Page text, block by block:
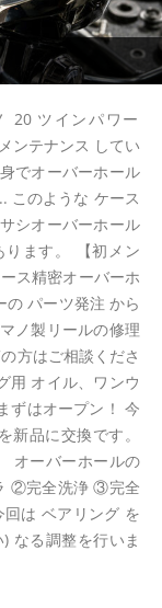
20 ツインパワー
ンテナンス してい
でオーバーホール
このような ケース
シオーバーホール
ます。 【初メン
ス精密オーバーホ
の パーツ発注 から
ノ製リールの修理
方はご相談くださ
用 オイル、ワンウ
ずはオープン！ 今
品に交換です。
オーバーホールの
②完全洗浄 ③完全
は ベアリング を
なる調整を行いま